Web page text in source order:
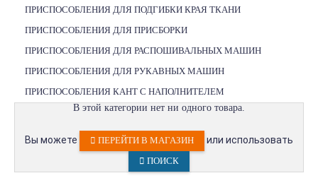
ПРИСПОСОБЛЕНИЯ ДЛЯ ПОДГИБКИ КРАЯ ТКАНИ
ПРИСПОСОБЛЕНИЯ ДЛЯ ПРИСБОРКИ
ПРИСПОСОБЛЕНИЯ ДЛЯ РАСПОШИВАЛЬНЫХ МАШИН
ПРИСПОСОБЛЕНИЯ ДЛЯ РУКАВНЫХ МАШИН
ПРИСПОСОБЛЕНИЯ КАНТ С НАПОЛНИТЕЛЕМ
В этой категории нет ни одного товара.
Вы можете ПЕРЕЙТИ В МАГАЗИН или использовать
ПОИСК